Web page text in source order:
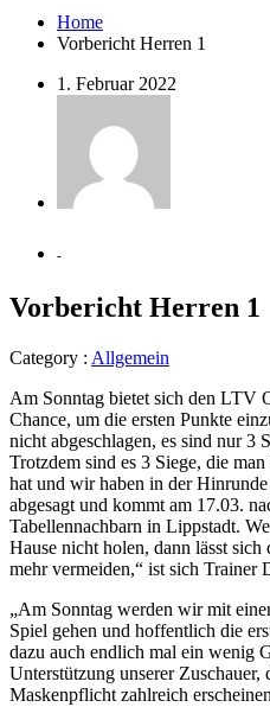
Home
Vorbericht Herren 1
1. Februar 2022
-
Vorbericht Herren 1
Category : Allgemein
Am Sonntag bietet sich den LTV
Chance, um die ersten Punkte
nicht abgeschlagen, es sind nur 3
Trotzdem sind es 3 Siege, die
hat und wir haben in der
abgesagt und kommt am 17.03.
Tabellennachbarn in Lippstadt.
Hause nicht holen, dann lässt
mehr vermeiden,“ ist sich Trainer
„Am Sonntag werden wir mit
Spiel gehen und hoffentlich die
dazu auch endlich mal ein wenig
Unterstützung unserer
Maskenpflicht zahlreich